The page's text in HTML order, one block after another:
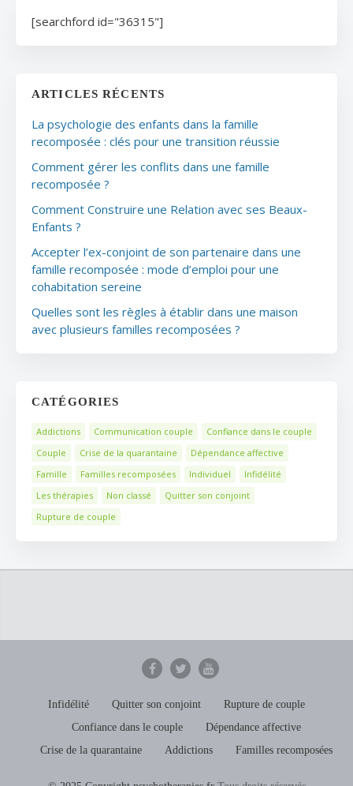
[searchford id="36315"]
ARTICLES RÉCENTS
La psychologie des enfants dans la famille
recomposée : clés pour une transition réussie
Comment gérer les conflits dans une famille
recomposée ?
Comment Construire une Relation avec ses Beaux-
Enfants ?
Accepter l’ex-conjoint de son partenaire dans une
famille recomposée : mode d’emploi pour une
cohabitation sereine
Quelles sont les règles à établir dans une maison
avec plusieurs familles recomposées ?
CATÉGORIES
Addictions Communication couple
Confiance dans le couple
Couple
Crise de la quarantaine
Dépendance affective
Famille
Familles recomposées Individuel
Infidélité
Les thérapies
Non classé
Quitter son conjoint
Rupture de couple
Infidélité Quitter son conjoint
Rupture de couple
Confiance dans le couple
Dépendance affective
Crise de la quarantaine
Addictions Familles recomposées